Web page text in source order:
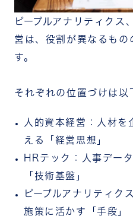
ピープルアナリティクス
営は、役割が異なるもの
す。
それぞれの位置づけは以
人的資本経営：人材を
える「経営思想」
HRテック：人事デー
「技術基盤」
ピープルアナリティク
施策に活かす「手段」